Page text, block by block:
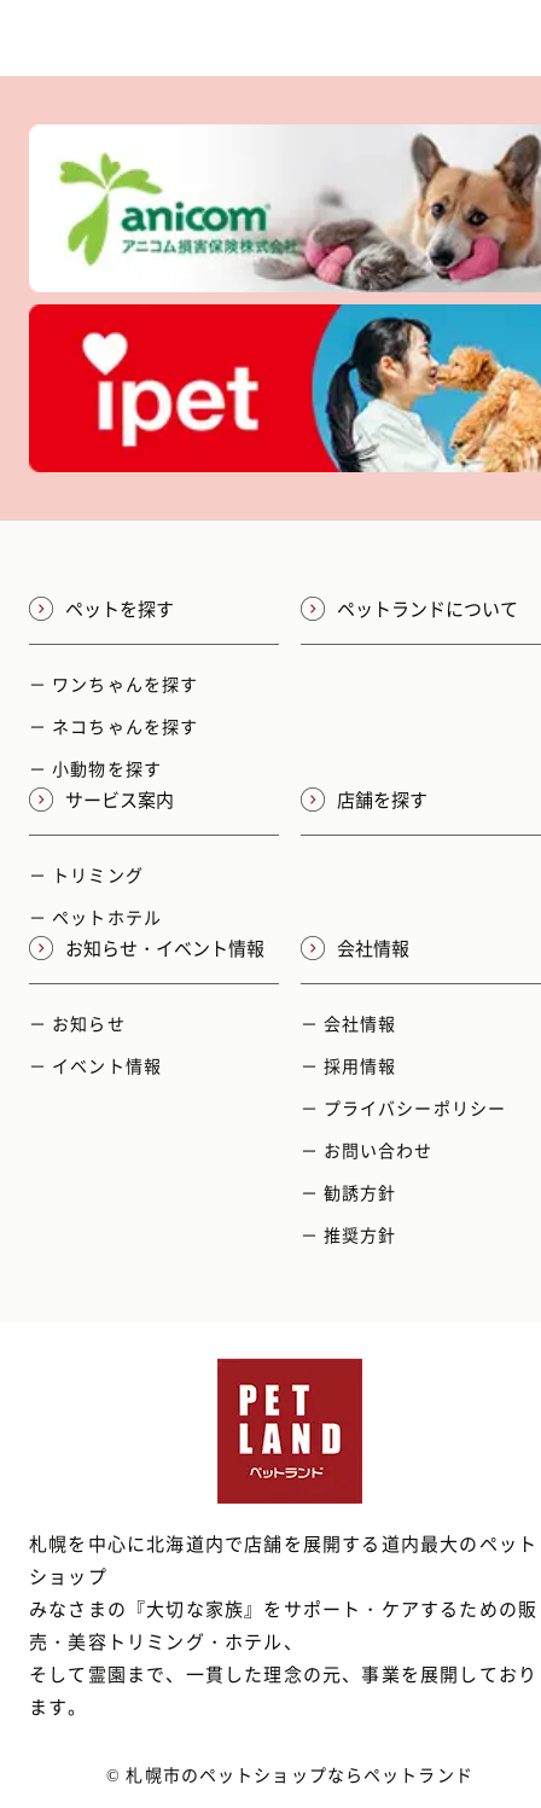
ペットを探す
－ ワンちゃんを探す
－ ネコちゃんを探す
－ 小動物を探す
ペットランドについて
サービス案内
－ トリミング
－ ペットホテル
店舗を探す
お知らせ・イベント情報
－ お知らせ
－ イベント情報
会社情報
－ 会社情報
－ 採用情報
－ プライバシーポリシー
－ お問い合わせ
－ 勧誘方針
－ 推奨方針
札幌を中心に北海道内で店舗を展開する道内最大のペット
ショップ
みなさまの『大切な家族』をサポート・ケアするための販
売・美容トリミング・ホテル、
そして霊園まで、一貫した理念の元、事業を展開しており
ます。
© 札幌市のペットショップならペットランド